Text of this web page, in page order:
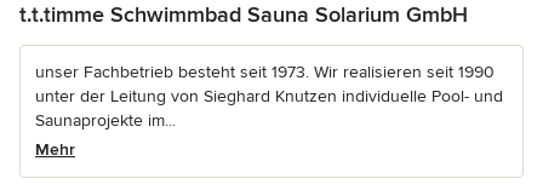
t.t.timme Schwimmbad Sauna Solarium GmbH
unser Fachbetrieb besteht seit 1973. Wir realisieren seit 1990
unter der Leitung von Sieghard Knutzen individuelle Pool- und
Saunaprojekte im...
Mehr